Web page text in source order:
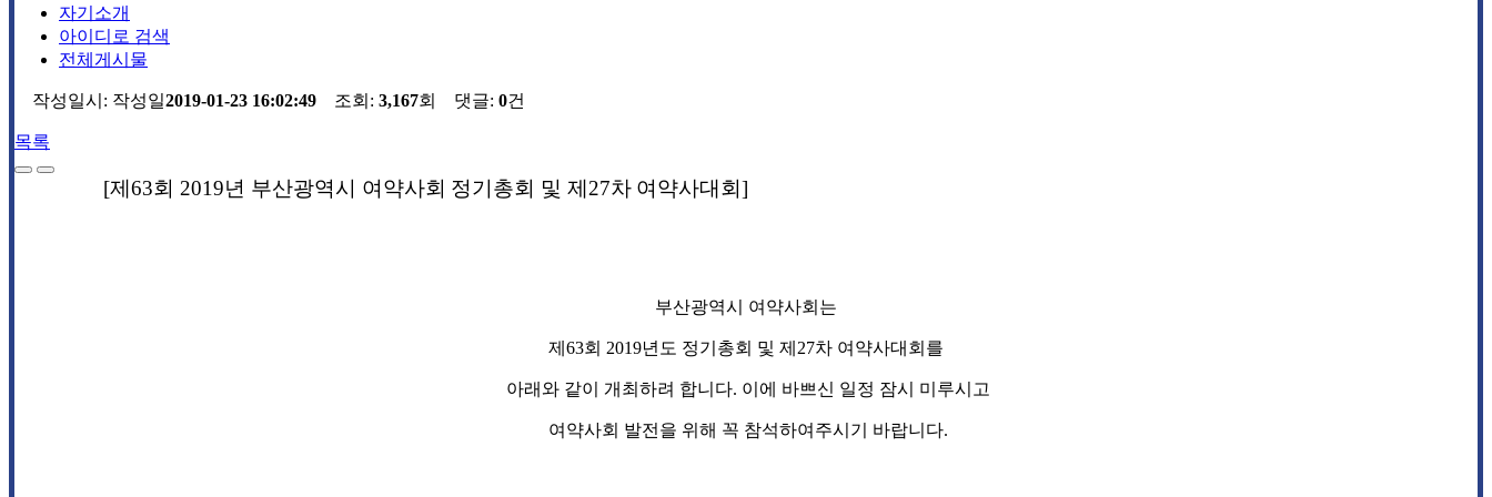
자기소개
아이디로 검색
전체게시물
작성일시: 작성일2019-01-23 16:02:49 조회: 3,167회 댓글: 0건
목록
[제 63회 2019년 부산광역시 여약사회 정기총회 및 제 27차 여약사대회 ]
부산광역시 여약사회는
제 63회 2019년도 정기총회 및 제 27차 여약사대회를
아래와 같이 개최하려 합니다. 이에 바쁘신 일정 잠시 미루시고
여약사회 발전을 위해 꼭 참석하여주시기 바랍니다.